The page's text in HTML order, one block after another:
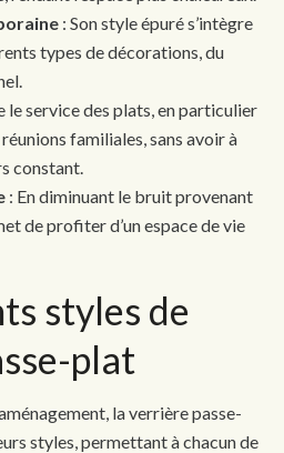
: Son style épuré s’intègre
types de décorations, du
le service des plats, en particulier
familiales, sans avoir à
constant.
: En diminuant le bruit provenant
de profiter d’un espace de vie
styles de
plat
la verrière passe-
styles, permettant à chacun de